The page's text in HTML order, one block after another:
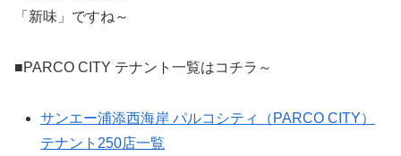
「新味」ですね～
■PARCO CITY テナント一覧はコチラ～
サンエー浦添西海岸 パルコシティ（PARCO CITY）
テナント250店一覧